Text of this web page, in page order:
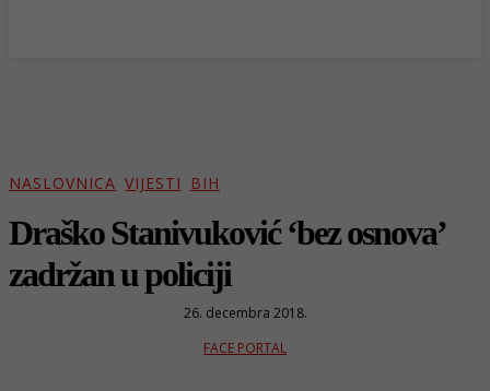
NASLOVNICA VIJESTI BIH
Draško Stanivuković ‘bez osnova’
zadržan u policiji
26. decembra 2018.
FACE PORTAL